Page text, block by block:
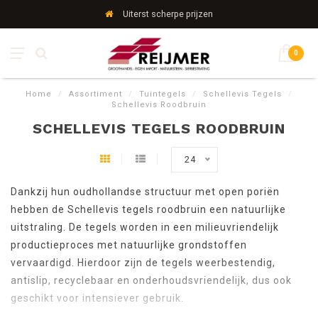
Uiterst scherpe prijzen
0
Home / Assortiment / Tuintegels / Schellevis Tegels
/
Schellevis Roodbruin
SCHELLEVIS TEGELS ROODBRUIN
24
Dankzij hun oudhollandse structuur met open poriën
hebben de Schellevis tegels roodbruin een natuurlijke
uitstraling. De tegels worden in een milieuvriendelijk
productieproces met natuurlijke grondstoffen
vervaardigd. Hierdoor zijn de tegels weerbestendig,
antislip, recyclebaar en onderhoudsvriendelijk, dus ook
geschikt voor intensiever gebruik.